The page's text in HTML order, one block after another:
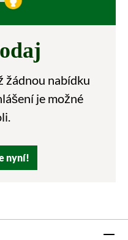
žádnou nabídku
je možné
nyní!